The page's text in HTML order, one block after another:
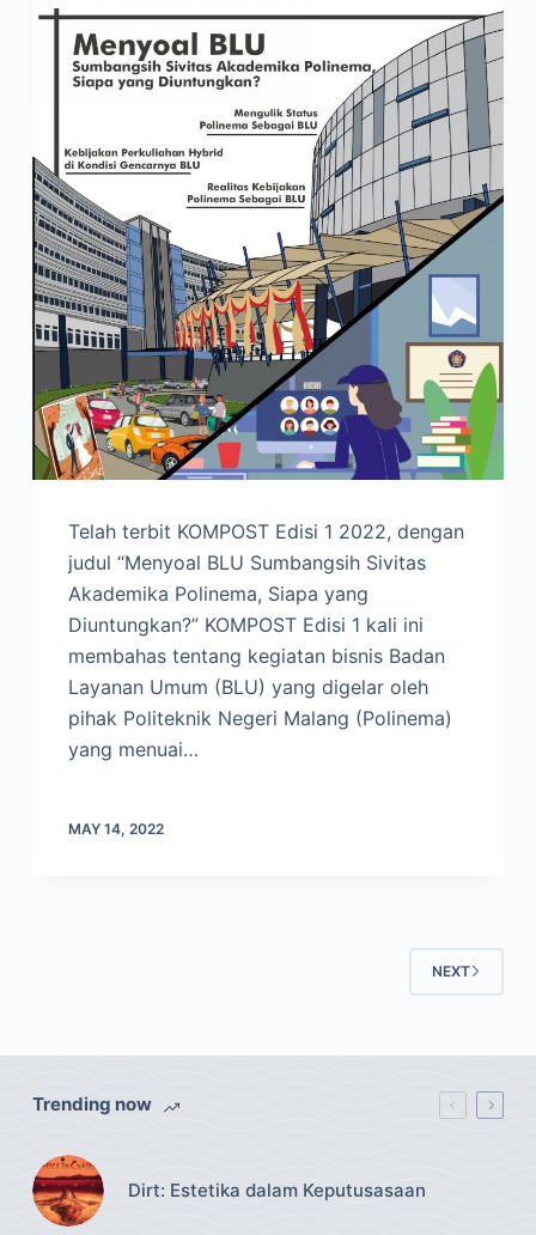
Telah terbit KOMPOST Edisi 1 2022, dengan
judul “Menyoal BLU Sumbangsih Sivitas
Akademika Polinema, Siapa yang
Diuntungkan?” KOMPOST Edisi 1 kali ini
membahas tentang kegiatan bisnis Badan
Layanan Umum (BLU) yang digelar oleh
pihak Politeknik Negeri Malang (Polinema)
yang menuai…
MAY 14, 2022
NEXT
Trending now
Dirt: Estetika dalam Keputusasaan